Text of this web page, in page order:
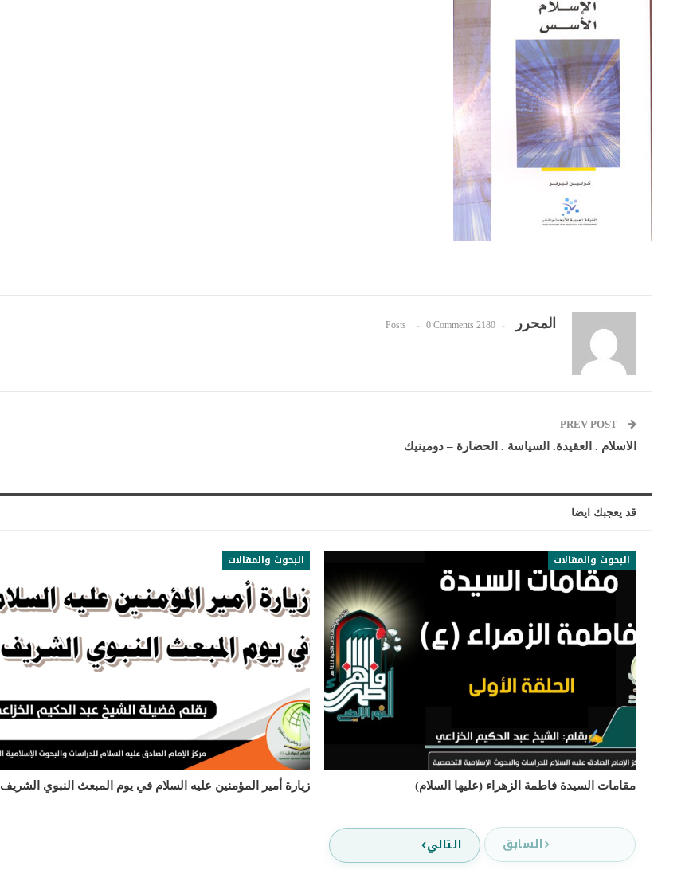
المحرر 2180 Posts
0 Comments
الاسلام . العقيدة. السياسة . الحضارة – دومينيك
قد يعجبك ايضا
البحوث والمقالات
مقامات السيدة فاطمة الزهراء (عليها السلام)
البحوث والمقالات
زيارة أمير المؤمنين عليه السلام في يوم المبعث النبوي الشريف
السابق التالي